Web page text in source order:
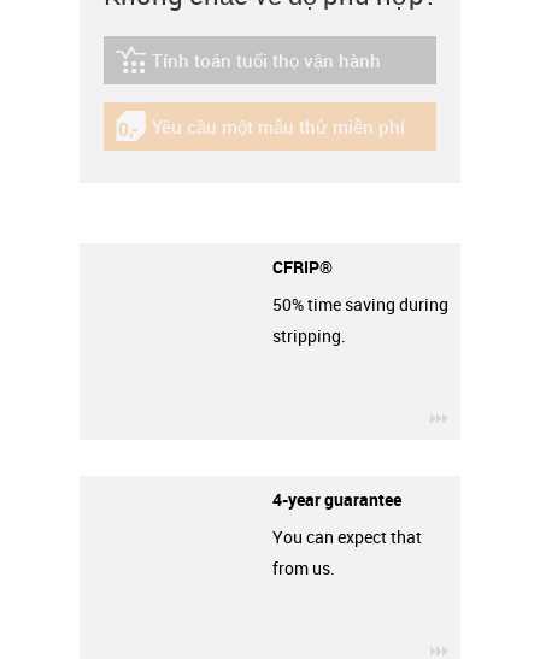
igus-icon-lebensdauerrechner
Tính toán tuổi thọ vận hành
igus-icon-gratismuster
Yêu cầu một mẫu thử miễn phí
CFRIP®
50% time saving during
stripping.
4-year guarantee
You can expect that
from us.